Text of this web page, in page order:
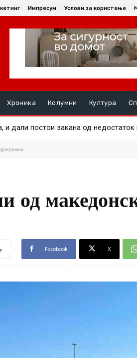
Импресум Услови за користење
Хроника Колумни Култура
дали постои закана од недостаток
еден од пожарите
од
Facebook X